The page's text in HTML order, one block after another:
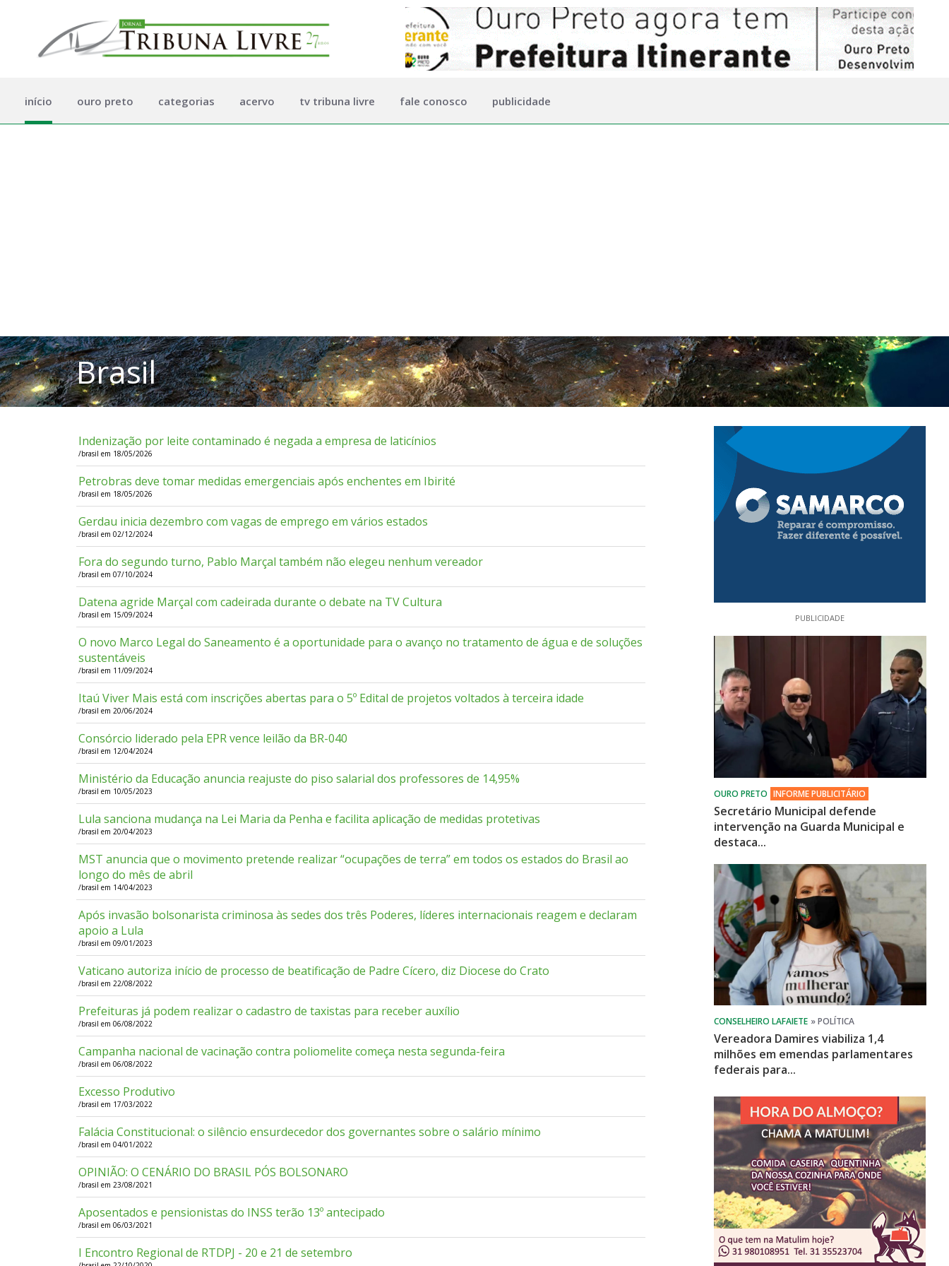
início ouro preto categorias acervo tv tribuna livre fale conosco publicidade
Indenização por leite contaminado é negada a empresa de laticínios
/brasil em 18/05/2026
Petrobras deve tomar medidas emergenciais após enchentes em Ibirité
/brasil em 18/05/2026
Gerdau inicia dezembro com vagas de emprego em vários estados
/brasil em 02/12/2024
Fora do segundo turno, Pablo Marçal também não elegeu nenhum vereador
/brasil em 07/10/2024
Datena agride Marçal com cadeirada durante o debate na TV Cultura
/brasil em 15/09/2024
O novo Marco Legal do Saneamento é a oportunidade para o avanço no tratamento de água e de soluções
sustentáveis
/brasil em 11/09/2024
Itaú Viver Mais está com inscrições abertas para o 5º Edital de projetos voltados à terceira idade
/brasil em 20/06/2024
Consórcio liderado pela EPR vence leilão da BR-040
/brasil em 12/04/2024
Ministério da Educação anuncia reajuste do piso salarial dos professores de 14,95%
/brasil em 10/05/2023
Lula sanciona mudança na Lei Maria da Penha e facilita aplicação de medidas protetivas
/brasil em 20/04/2023
MST anuncia que o movimento pretende realizar “ocupações de terra” em todos os estados do Brasil ao
longo do mês de abril
/brasil em 14/04/2023
Após invasão bolsonarista criminosa às sedes dos três Poderes, líderes internacionais reagem e declaram
apoio a Lula
/brasil em 09/01/2023
Vaticano autoriza início de processo de beatificação de Padre Cícero, diz Diocese do Crato
/brasil em 22/08/2022
Prefeituras já podem realizar o cadastro de taxistas para receber auxílio
/brasil em 06/08/2022
Campanha nacional de vacinação contra poliomelite começa nesta segunda-feira
/brasil em 06/08/2022
Excesso Produtivo
/brasil em 17/03/2022
Falácia Constitucional: o silêncio ensurdecedor dos governantes sobre o salário mínimo
/brasil em 04/01/2022
OPINIÃO: O CENÁRIO DO BRASIL PÓS BOLSONARO
/brasil em 23/08/2021
Aposentados e pensionistas do INSS terão 13º antecipado
/brasil em 06/03/2021
I Encontro Regional de RTDPJ - 20 e 21 de setembro
PUBLICIDADE
Secretário Municipal defende
intervenção na Guarda Municipal e
destaca...
Vereadora Damires viabiliza 1,4
milhões em emendas parlamentares
federais para...